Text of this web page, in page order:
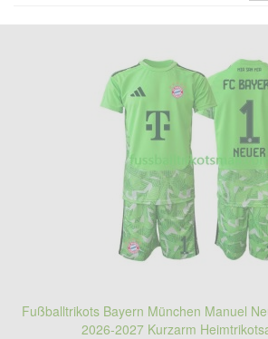
Fußballtrikots Bayern München Manuel
2026-2027 Kurzarm